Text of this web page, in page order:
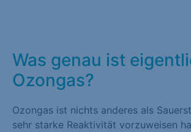
Was genau ist
Ozongas?
Ozongas ist nichts anderes als
sehr starke Reaktivität vorzuweisen